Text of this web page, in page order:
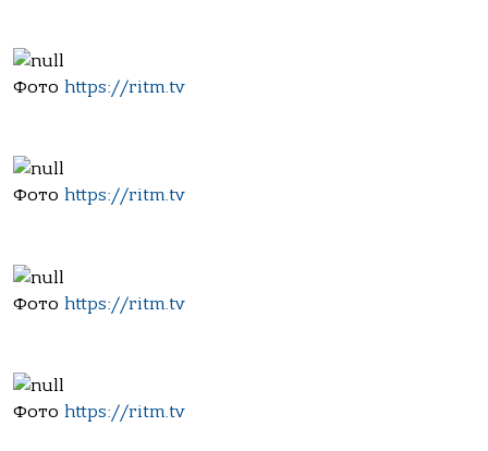
Фото https://ritm.tv
Фото https://ritm.tv
Фото https://ritm.tv
Фото https://ritm.tv